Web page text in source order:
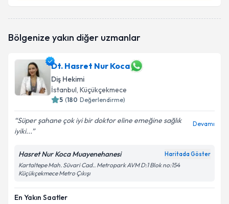
oluşturun. Size bu uzmandan randevu almanız için bir
E-posta Adresiniz
Kişisel verilerimin işlenmesine ilişkin Aydınlatma
Takvim Talebini Gönder
Bölgenize yakın diğer uzmanlar
Dt. Hasret Nur Koca
Diş Hekimi
İstanbul, Küçükçekmece
5 (180 Değerlendirme)
Süper şahane çok iyi bir doktor eline emeğine sağlık
iyiki...
Devamı
Hasret Nur Koca Muayenehanesi Haritada Göster
Kartaltepe Mah. Süvari Cad.. Metropark AVM D:1 Blok no:154
Küçükçekmece Metro Çıkışı
En Yakın Saatler